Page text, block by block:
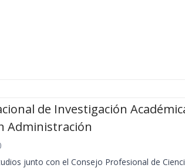
de Investigación
Administración
junto con el Consejo Profesional de